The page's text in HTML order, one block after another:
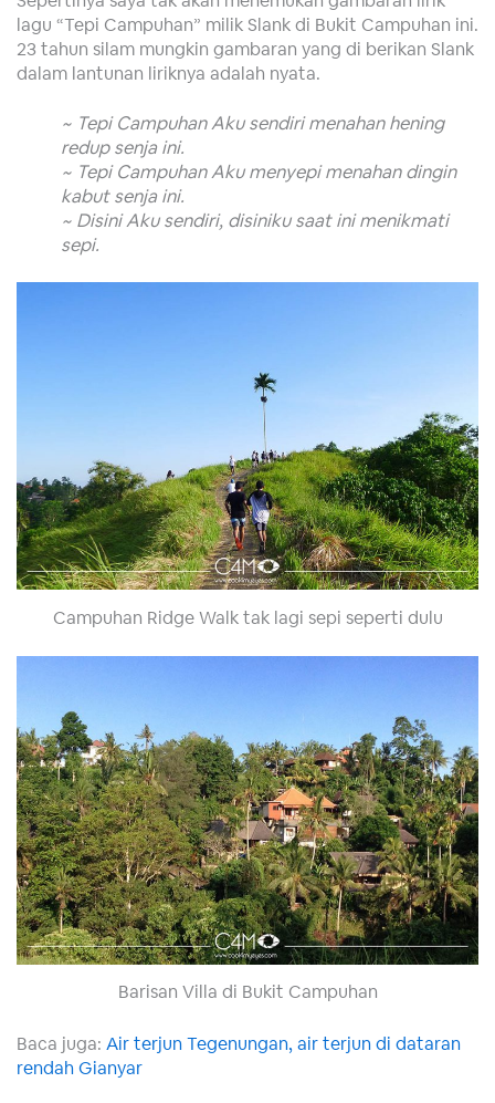
lagu “Tepi Campuhan” milik Slank di Bukit Campuhan ini.
23 tahun silam mungkin gambaran yang di berikan Slank
dalam lantunan liriknya adalah nyata.
~ Tepi Campuhan Aku sendiri menahan hening
redup senja ini.
~ Tepi Campuhan Aku menyepi menahan dingin
kabut senja ini.
~ Disini Aku sendiri, disiniku saat ini menikmati
sepi.
Campuhan Ridge Walk tak lagi sepi seperti dulu
Barisan Villa di Bukit Campuhan
Baca juga: Air terjun Tegenungan, air terjun di dataran
rendah Gianyar